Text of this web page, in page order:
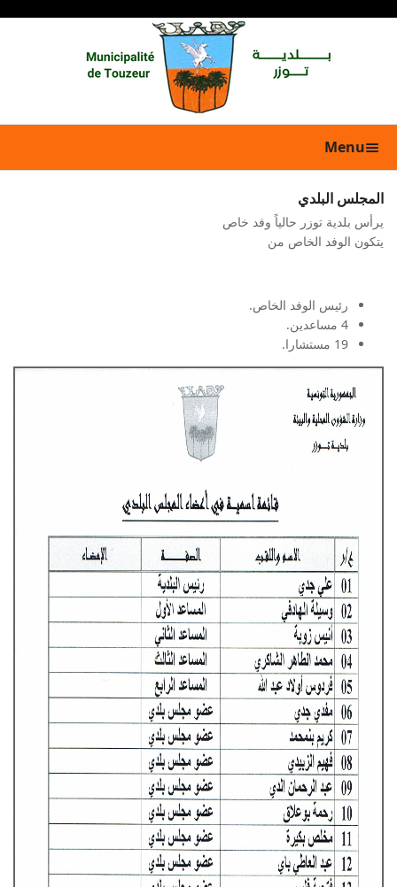
Menu
المجلس البلدي
يرأس بلدية توزر حالياً وفد خاص
يتكون الوفد الخاص من
رئيس الوفد الخاص.
4 مساعدين.
19 مستشارا.